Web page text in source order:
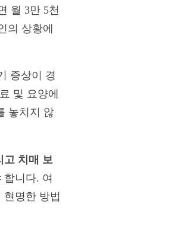
월 3만 5천
의 상황에
증상이 경
및 요양에
놓치지 않
고 치매 보
합니다. 여
명한 방법